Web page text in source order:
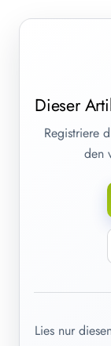
Dieser
Registriere
den
Lies nur